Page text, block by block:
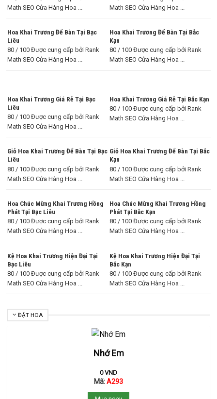
Math SEO Cửa Hàng Hoa ...
Math SEO Cửa Hàng Hoa ...
Hoa Khai Trương Để Bàn Tại Bạc
Liêu
80 / 100 Được cung cấp bởi Rank
Math SEO Cửa Hàng Hoa ...
Hoa Khai Trương Để Bàn Tại Bắc
Kạn
80 / 100 Được cung cấp bởi Rank
Math SEO Cửa Hàng Hoa ...
Hoa Khai Trương Giá Rẻ Tại Bạc
Liêu
80 / 100 Được cung cấp bởi Rank
Math SEO Cửa Hàng Hoa ...
Hoa Khai Trương Giá Rẻ Tại Bắc Kạn
80 / 100 Được cung cấp bởi Rank
Math SEO Cửa Hàng Hoa ...
Giỏ Hoa Khai Trương Để Bàn Tại Bạc
Liêu
80 / 100 Được cung cấp bởi Rank
Math SEO Cửa Hàng Hoa ...
Giỏ Hoa Khai Trương Để Bàn Tại Bắc
Kạn
80 / 100 Được cung cấp bởi Rank
Math SEO Cửa Hàng Hoa ...
Hoa Chúc Mừng Khai Trương Hồng
Phát Tại Bạc Liêu
80 / 100 Được cung cấp bởi Rank
Math SEO Cửa Hàng Hoa ...
Hoa Chúc Mừng Khai Trương Hồng
Phát Tại Bắc Kạn
80 / 100 Được cung cấp bởi Rank
Math SEO Cửa Hàng Hoa ...
Kệ Hoa Khai Trương Hiện Đại Tại
Bạc Liêu
80 / 100 Được cung cấp bởi Rank
Math SEO Cửa Hàng Hoa ...
Kệ Hoa Khai Trương Hiện Đại Tại
Bắc Kạn
80 / 100 Được cung cấp bởi Rank
Math SEO Cửa Hàng Hoa ...
ĐẶT HOA
Nhớ Em
0VND
Mã:A293